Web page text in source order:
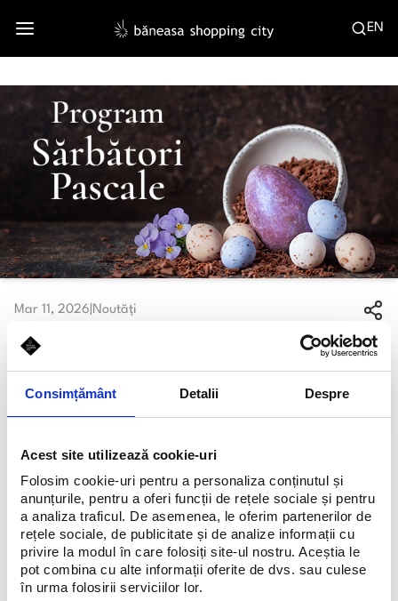
Consimțământ Detalii Despre
Acest site utilizează cookie-uri
Folosim cookie-uri pentru a personaliza conținutul și
anunțurile, pentru a oferi funcții de rețele sociale și pentru
a analiza traficul. De asemenea, le oferim partenerilor de
rețele sociale, de publicitate și de analize informații cu
privire la modul în care folosiți site-ul nostru. Aceștia le
pot combina cu alte informații oferite de dvs. sau culese
în urma folosirii serviciilor lor.
EN
Mar 11, 2026 Noutăți
Program funcționare - Paște 2026
Ziua Data
Sambătă 4/11/2026 10:00 19:00
Duminică 4/12/2026 Închis Închis
Luni 4/13/2026 10:00 22:00